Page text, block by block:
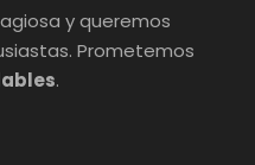
y queremos
Prometemos
.